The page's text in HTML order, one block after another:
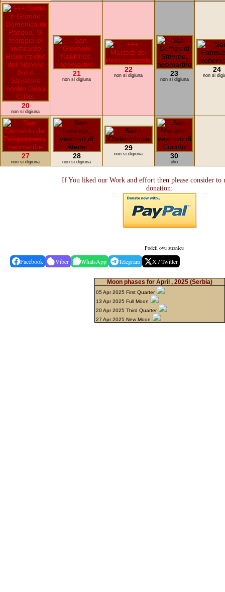
20
non si digiuna
21
non si digiuna
22
non si digiuna 23
non si digiuna
24
non si
27
non si digiuna
28
non si digiuna
29
non si digiuna 30
olio
If You liked our Work and effort then please consider to
donation:
Podeli ovu stranicu
Facebook Viber WhatsApp Telegram X / Twitter
Moon phases for April , 2025(Serbia)
05 Apr 2025 First Quarter
13 Apr 2025 Full Moon
20 Apr 2025 Third Quarter
27 Apr 2025 New Moon